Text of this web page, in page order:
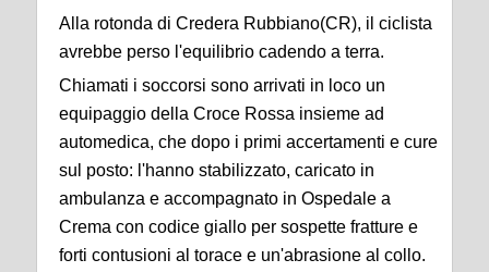
Alla rotonda di Credera Rubbiano(CR), il ciclista
avrebbe perso l'equilibrio cadendo a terra.
Chiamati i soccorsi sono arrivati in loco un
equipaggio della Croce Rossa insieme ad
automedica, che dopo i primi accertamenti e cure
sul posto: l'hanno stabilizzato, caricato in
ambulanza e accompagnato in Ospedale a
Crema con codice giallo per sospette fratture e
forti contusioni al torace e un'abrasione al collo.